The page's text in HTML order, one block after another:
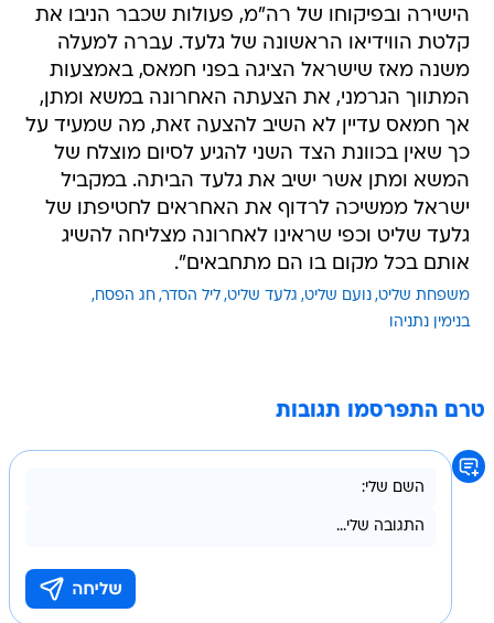
הישירה ובפיקוחו של רה"מ, פעולות שכבר הניבו את
קלטת הווידיאו הראשונה של גלעד. עברה למעלה
משנה מאז שישראל הציגה בפני חמאס, באמצעות
המתווך הגרמני, את הצעתה האחרונה במשא ומתן,
אך חמאס עדיין לא השיב להצעה זאת, מה שמעיד על
כך שאין בכוונת הצד השני להגיע לסיום מוצלח של
המשא ומתן אשר ישיב את גלעד הביתה. במקביל
ישראל ממשיכה לרדוף את האחראים לחטיפתו של
גלעד שליט וכפי שראינו לאחרונה מצליחה להשיג
אותם בכל מקום בו הם מתחבאים".
משפחת שליט נועם שליט גלעד שליט ליל הסדר חג הפסח
בנימין נתניהו
טרם התפרסמו תגובות